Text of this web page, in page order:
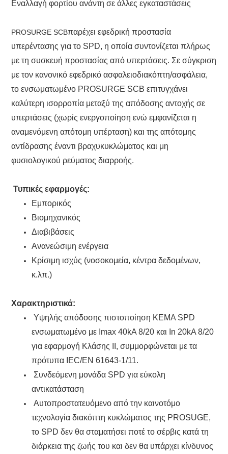
Εναλλαγή φορτίου ανάντη σε άλλες εγκαταστάσεις
PROSURGE SCBπαρέχει εφεδρική προστασία
υπερέντασης για το SPD, η οποία συντονίζεται πλήρως
με τη συσκευή προστασίας από υπερτάσεις. Σε σύγκριση
με τον κανονικό εφεδρικό ασφαλειοδιακόπτη/ασφάλεια,
το ενσωματωμένο PROSURGE SCB επιτυγχάνει
καλύτερη ισορροπία μεταξύ της απόδοσης αντοχής σε
υπερτάσεις (χωρίς ενεργοποίηση ενώ εμφανίζεται η
αναμενόμενη απότομη υπέρταση) και της απότομης
αντίδρασης έναντι βραχυκυκλώματος και μη
φυσιολογικού ρεύματος διαρροής.
Τυπικές εφαρμογές:
Εμπορικός
Βιομηχανικός
Διαβιβάσεις
Ανανεώσιμη ενέργεια
Κρίσιμη ισχύς (νοσοκομεία, κέντρα δεδομένων,
κ.λπ.)
Χαρακτηριστικά:
Υψηλής απόδοσης πιστοποίηση KEMA SPD
ενσωματωμένο με Imax 40kA 8/20 και In 20kA 8/20
για εφαρμογή Κλάσης II, συμμορφώνεται με τα
πρότυπα IEC/EN 61643-1/11.
Συνδεόμενη μονάδα SPD για εύκολη
αντικατάσταση
Αυτοπροστατευόμενο από την καινοτόμο
τεχνολογία διακόπτη κυκλώματος της PROSUGE,
το SPD δεν θα σταματήσει ποτέ το σέρβις κατά τη
διάρκεια της ζωής του και δεν θα υπάρχει κίνδυνος